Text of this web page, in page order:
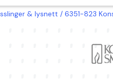
& lysnett 6351-823